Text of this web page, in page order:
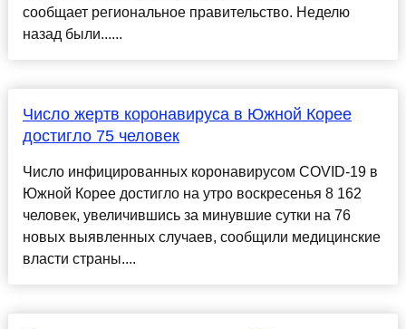
сообщает региональное правительство. Неделю
назад были......
Число жертв коронавируса в Южной Корее
достигло 75 человек
Число инфицированных коронавирусом COVID-19 в
Южной Корее достигло на утро воскресенья 8 162
человек, увеличившись за минувшие сутки на 76
новых выявленных случаев, сообщили медицинские
власти страны....